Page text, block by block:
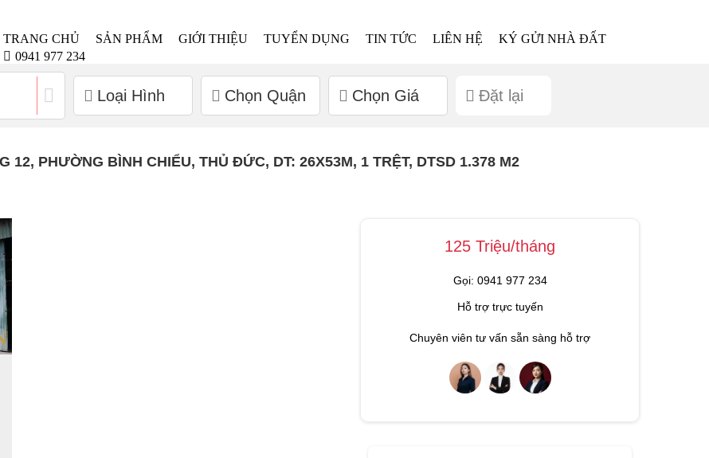
TRANG CHỦ SẢN PHẨM GIỚI THIỆU TUYỂN DỤNG TIN TỨC LIÊN HỆ
KÝ GỬI NHÀ ĐẤT
0941 977 234
Loại Hình Chọn Quận Chọn Giá Đặt lại
12, PHƯỜNG BÌNH CHIỂU, THỦ ĐỨC, DT: 26X53M, 1 TRỆT, DTSD 1.378 M2
125 Triệu/tháng
Gọi: 0941 977 234
Hỗ trợ trực tuyến
Chuyên viên tư vấn sẵn sàng hỗ trợ